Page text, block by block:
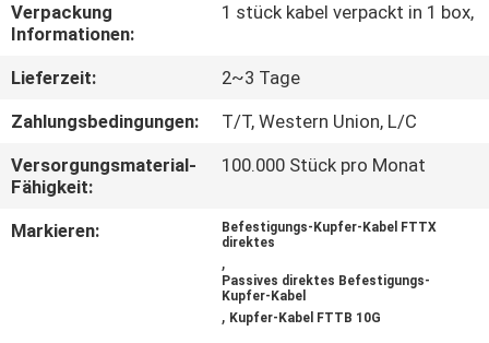
TRETEN
SIE
MIT
UNS
IN
VERBINDUNG
Verpackung
Informationen:
1 stück kabel verpackt in 1 box,
Lieferzeit:
2~3 Tage
Zahlungsbedingungen:
T/T, Western Union, L/C
Versorgungsmaterial-
Fähigkeit:
100.000 Stück pro Monat
Markieren:
Befestigungs-Kupfer-Kabel FTTX
direktes
,
Passives direktes Befestigungs-
Kupfer-Kabel
, Kupfer-Kabel FTTB 10G